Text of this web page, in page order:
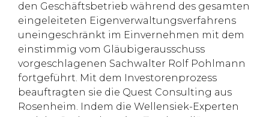
den Geschäftsbetrieb während des gesamten
eingeleiteten Eigenverwaltungsverfahrens
uneingeschränkt im Einvernehmen mit dem
einstimmig vom Gläubigerausschuss
vorgeschlagenen Sachwalter Rolf Pohlmann
fortgeführt. Mit dem Investorenprozess
beauftragten sie die Quest Consulting aus
Rosenheim. Indem die Wellensiek-Experten